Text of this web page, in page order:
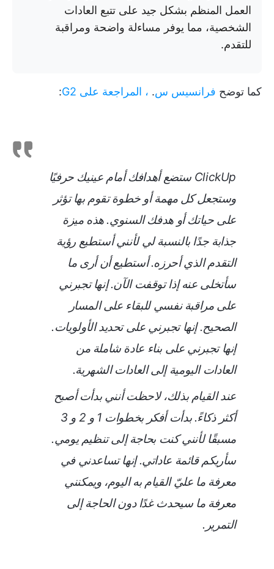
العمل المنظم بشكل جيد على تتبع العادات
الشخصية، مما يوفر مساءلة واضحة ومراقبة
للتقدم.
كما توضح فرانسيس س. ، المراجعة على G2 :
ClickUp ستضع أهدافك أمام عينيك حرفيًا
وستجعل كل مهمة أو خطوة تقوم بها تؤثر
على حياتك أو هدفك السنوي. هذه ميزة
جذابة جدًا بالنسبة لي لأنني أستطيع رؤية
التقدم الذي أحرزه. أستطيع أن أرى ما
سأتخلى عنه إذا توقفت الآن. إنها تجبرني
على مراقبة نفسي للبقاء على المسار
الصحيح. إنها تجبرني على تحديد الأولويات.
إنها تجبرني على بناء عادة شاملة من
العادات اليومية إلى العادات الشهرية.
عند القيام بذلك، لاحظت أنني بدأت أصبح
أكثر ذكاءً. بدأت أفكر بخطوات 1 و 2 و 3
مسبقًا لأنني كنت بحاجة إلى تنظيم يومي.
سأريكم قائمة عاداتي. إنها تساعدني في
معرفة ما عليّ القيام به اليوم، ويمكنني
معرفة ما سيحدث غدًا دون الحاجة إلى
التمرير.